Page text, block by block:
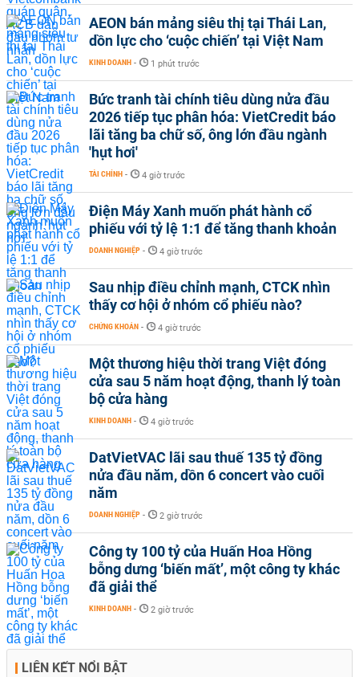
AEON bán mảng siêu thị tại Thái Lan,
dồn lực cho ‘cuộc chiến’ tại Việt Nam
KINH DOANH - 1 phút trước
Bức tranh tài chính tiêu dùng nửa đầu
2026 tiếp tục phân hóa: VietCredit báo
lãi tăng ba chữ số, ông lớn đầu ngành
'hụt hơi'
TÀI CHÍNH - 4 giờ trước
Điện Máy Xanh muốn phát hành cổ
phiếu với tỷ lệ 1:1 để tăng thanh khoản
DOANH NGHIỆP - 4 giờ trước
Sau nhịp điều chỉnh mạnh, CTCK nhìn
thấy cơ hội ở nhóm cổ phiếu nào?
CHỨNG KHOÁN - 4 giờ trước
Một thương hiệu thời trang Việt đóng
cửa sau 5 năm hoạt động, thanh lý toàn
bộ cửa hàng
KINH DOANH - 4 giờ trước
DatVietVAC lãi sau thuế 135 tỷ đồng
nửa đầu năm, dồn 6 concert vào cuối
năm
DOANH NGHIỆP - 2 giờ trước
Công ty 100 tỷ của Huấn Hoa Hồng
bỗng dưng ‘biến mất’, một công ty khác
đã giải thể
KINH DOANH - 2 giờ trước
LIÊN KẾT NỔI BẬT